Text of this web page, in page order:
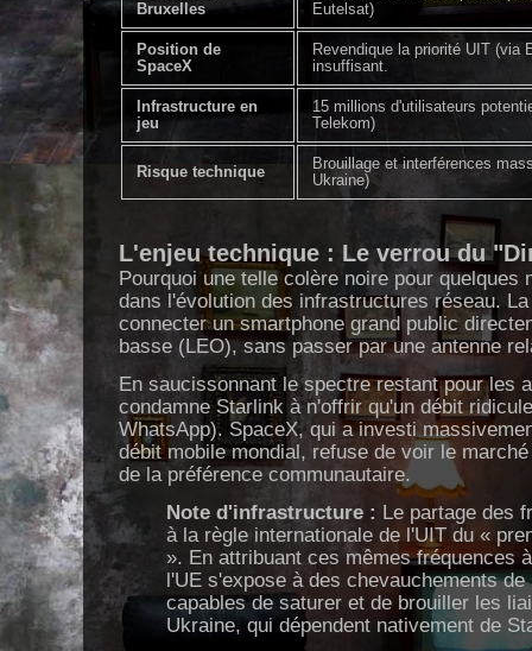
Bruxelles
Eutelsat)
Position de
SpaceX
Revendique la priorité UIT (via
insuffisant.
Infrastructure en
jeu
15 millions d'utilisateurs
Telekom)
Risque technique
Brouillage et interférences
Ukraine)
L'enjeu technique : Le verrou du
Pourquoi une telle colère noire pour quelques
dans l'évolution des infrastructures réseau.
connecter un smartphone grand public
basse (LEO), sans passer par une antenne
En saucissonnant le spectre restant pour les
condamne Starlink à n'offrir qu'un débit
WhatsApp). SpaceX, qui a investi
débit mobile mondial, refuse de voir le
de la préférence communautaire.
Note d'infrastructure : Le partage des
à la règle internationale de l'UIT du «
». En attribuant ces mêmes fréquences
l'UE s'expose à des chevauchements
capables de saturer et de brouiller les
Ukraine, qui dépendent nativement de